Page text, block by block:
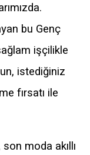
bu Genç
işçilikle
istediğiniz
fırsatı ile
moda akıllı